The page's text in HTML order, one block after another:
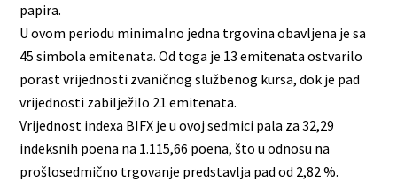
papira.
U ovom periodu minimalno jedna trgovina obavljena je sa
45 simbola emitenata. Od toga je 13 emitenata ostvarilo
porast vrijednosti zvaničnog službenog kursa, dok je pad
vrijednosti zabilježilo 21 emitenata.
Vrijednost indexa BIFX je u ovoj sedmici pala za 32,29
indeksnih poena na 1.115,66 poena, što u odnosu na
prošlosedmično trgovanje predstavlja pad od 2,82 %.